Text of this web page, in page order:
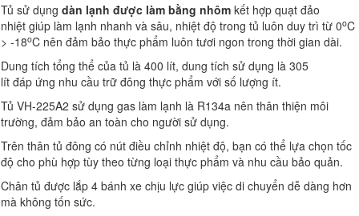
Tủ sử dụng dàn lạnh được làm bằng nhôm kết hợp quạt đảo
nhiệt giúp làm lạnh nhanh và sâu, nhiệt độ trong tủ luôn duy trì từ 0oC
> -18oC nên đảm bảo thực phẩm luôn tươi ngon trong thời gian dài.
Dung tích tổng thể của tủ là 400 lít, dung tích sử dụng là 305
lít đáp ứng nhu cầu trữ đông thực phẩm với số lượng ít.
Tủ VH-225A2 sử dụng gas làm lạnh là R134a nên thân thiện môi
trường, đảm bảo an toàn cho người sử dụng.
Trên thân tủ đông có nút điều chỉnh nhiệt độ, bạn có thể lựa chọn tốc
độ cho phù hợp tùy theo từng loại thực phẩm và nhu cầu bảo quản.
Chân tủ được lắp 4 bánh xe chịu lực giúp việc di chuyển dễ dàng hơn
mà không tốn sức.